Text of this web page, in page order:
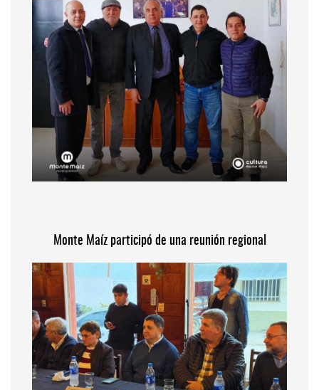
Monte Maíz participó de una reunión regional